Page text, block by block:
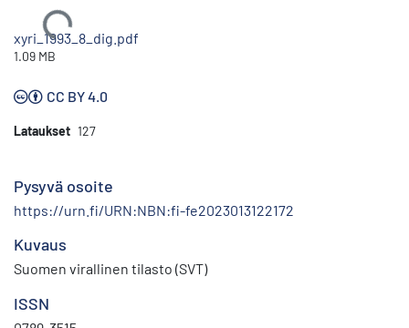
Ladataan...
xyri_1993_8_dig.pdf
1.09 MB
CC BY 4.0
Lataukset 127
Pysyvä osoite
https://urn.fi/URN:NBN:fi-fe2023013122172
Kuvaus
Suomen virallinen tilasto (SVT)
ISSN